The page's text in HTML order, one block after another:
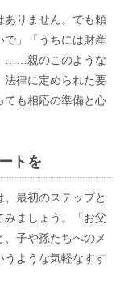
ありません。でも頼
で」「うちには財産
……親のこのような
法律に定められた要
ても相応の準備と心
トを
最初のステップと
みましょう。「お父
子や孫たちへのメ
うような気軽なすす